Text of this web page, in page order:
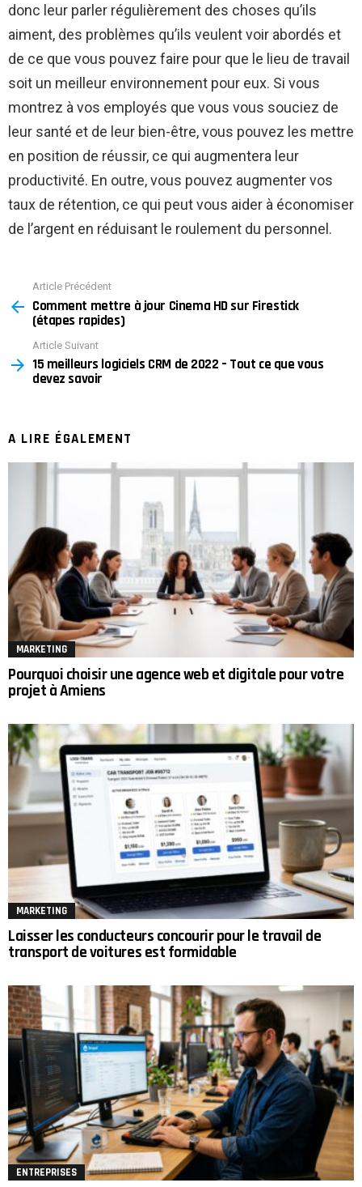
donc leur parler régulièrement des choses qu’ils
aiment, des problèmes qu’ils veulent voir abordés et
de ce que vous pouvez faire pour que le lieu de travail
soit un meilleur environnement pour eux. Si vous
montrez à vos employés que vous vous souciez de
leur santé et de leur bien-être, vous pouvez les mettre
en position de réussir, ce qui augmentera leur
productivité. En outre, vous pouvez augmenter vos
taux de rétention, ce qui peut vous aider à économiser
de l’argent en réduisant le roulement du personnel.
more
Article Précédent
Comment mettre à jour Cinema HD sur Firestick
(étapes rapides)
Article Suivant
15 meilleurs logiciels CRM de 2022 – Tout ce que vous
devez savoir
A LIRE ÉGALEMENT
MARKETING
Pourquoi choisir une agence web et digitale pour votre
projet à Amiens
MARKETING
Laisser les conducteurs concourir pour le travail de
transport de voitures est formidable
ENTREPRISES